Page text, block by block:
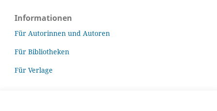
Informationen
Für Autorinnen und Autoren
Für Bibliotheken
Für Verlage